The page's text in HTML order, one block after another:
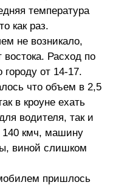
температура
как раз.
не возникало,
Расход по
городу от 14-17.
что объем в 2,5
в кроуне ехать
водителя, так и
140 кмч, машину
виной слишком
пришлось